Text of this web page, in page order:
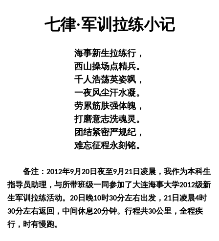
七律·军训拉练小记
海事新生拉练行，
西山操场点精兵。
千人浩荡英姿飒，
一夜风尘汗水凝。
劳累筋肤强体魄，
打磨意志洗魂灵。
团结紧密严规纪，
难忘征程永刻铭。
备注： 2012年9月 20 日夜至9月 21 日凌晨，我作为本科生
指导员助理，与所带班级一同参加了大连海事大学2012级新
生军训拉练活动。 20 日晚10时30分左右出发， 21 日凌晨4时
30分左右返回，中间休息20分钟。行程共30公里，全程疾
行，时有慢跑。